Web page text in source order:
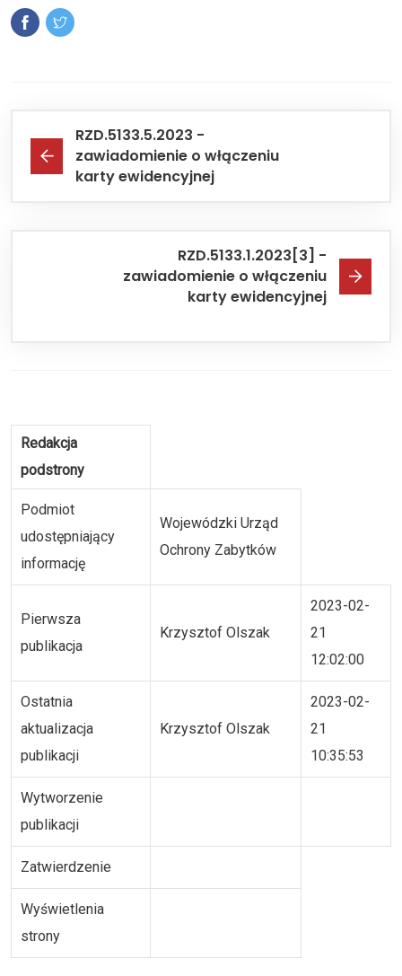
RZD.5133.5.2023 -
zawiadomienie o włączeniu
karty ewidencyjnej
RZD.5133.1.2023[3] -
zawiadomienie o włączeniu
karty ewidencyjnej
Redakcja
podstrony
Podmiot
udostępniający
informację
Wojewódzki Urząd
Ochrony Zabytków
Pierwsza
publikacja
Krzysztof Olszak
2023-02-
21
12:02:00
Ostatnia
aktualizacja
publikacji
Krzysztof Olszak
2023-02-
21
10:35:53
Wytworzenie
publikacji
Zatwierdzenie
Wyświetlenia
strony